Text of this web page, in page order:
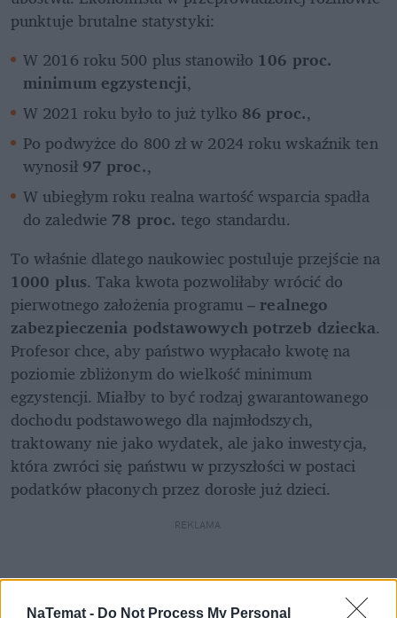
NaTemat - Do Not Process My Personal
punktuje brutalne statystyki:
W 2016 roku 500 plus stanowiło 106 proc.
minimum egzystencji,
W 2021 roku było to już tylko 86 proc.,
Po podwyżce do 800 zł w 2024 roku wskaźnik ten
wynosił 97 proc.,
W ubiegłym roku realna wartość wsparcia spadła
do zaledwie 78 proc. tego standardu.
To właśnie dlatego naukowiec postuluje przejście na
1000 plus. Taka kwota pozwoliłaby wrócić do
pierwotnego założenia programu – realnego
zabezpieczenia podstawowych potrzeb dziecka.
Profesor chce, aby państwo wypłacało kwotę na
poziomie zbliżonym do wielkość minimum
egzystencji. Miałby to być rodzaj gwarantowanego
dochodu podstawowego dla najmłodszych,
traktowany nie jako wydatek, ale jako inwestycja,
która zwróci się państwu w przyszłości w postaci
podatków płaconych przez dorosłe już dzieci.
REKLAMA